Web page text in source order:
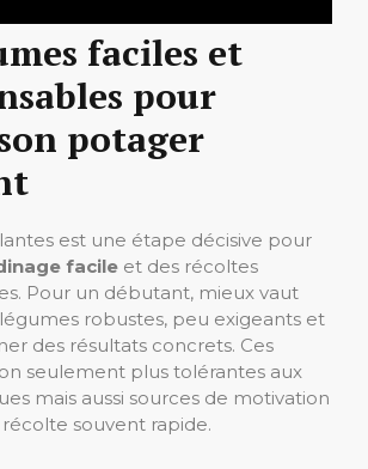
faciles et
pour
potager
est une étape décisive pour
facile et des récoltes
Pour un débutant, mieux vaut
robustes, peu exigeants et
des résultats concrets. Ces
seulement plus tolérantes aux
mais aussi sources de motivation
souvent rapide.